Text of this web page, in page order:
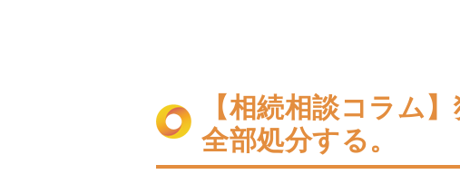
【相続相談コラム
全部処分する。